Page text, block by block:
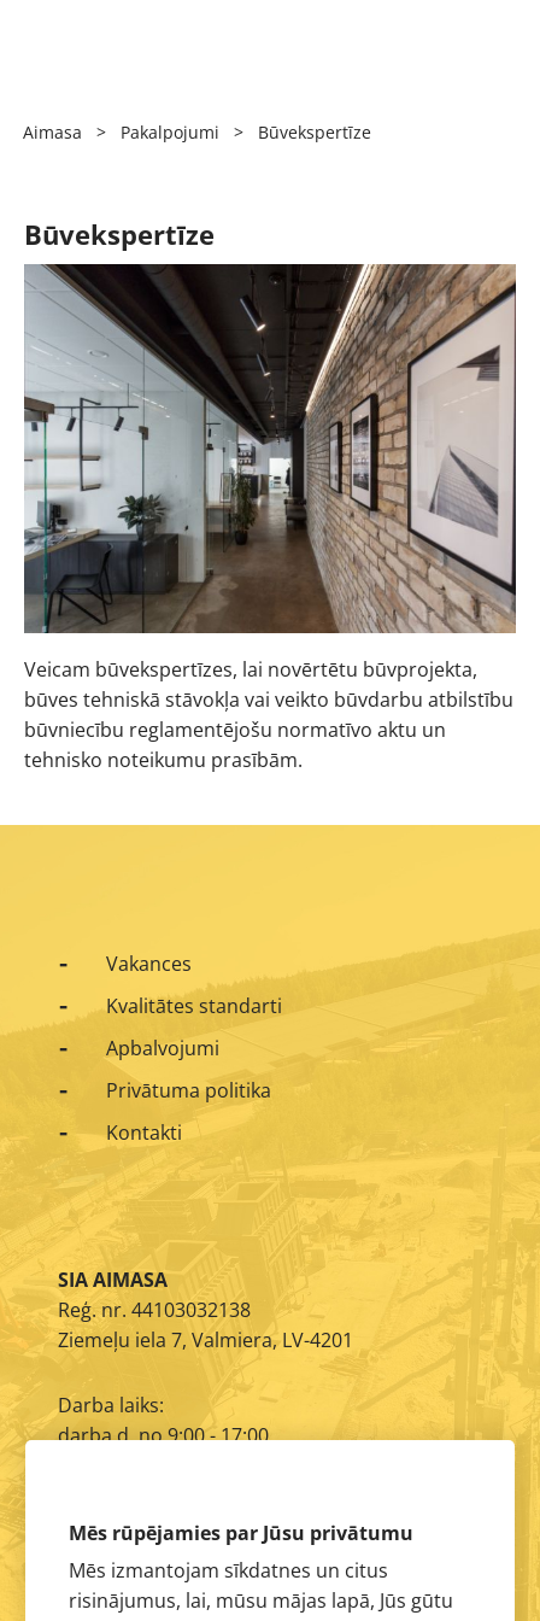
Aimasa > Pakalpojumi > Būvekspertīze
Būvekspertīze
Veicam būvekspertīzes, lai novērtētu būvprojekta,
būves tehniskā stāvokļa vai veikto būvdarbu atbilstību
būvniecību reglamentējošu normatīvo aktu un
tehnisko noteikumu prasībām.
Vakances
Kvalitātes standarti
Apbalvojumi
Privātuma politika
Kontakti
SIA AIMASA
Reģ. nr. 44103032138
Ziemeļu iela 7, Valmiera, LV-4201
Darba laiks:
darba d. no 9:00 - 17:00
Mēs rūpējamies par Jūsu privātumu
Mēs izmantojam sīkdatnes un citus
risinājumus, lai, mūsu mājas lapā, Jūs gūtu